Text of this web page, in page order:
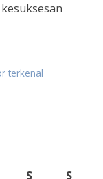
terkenal
S S